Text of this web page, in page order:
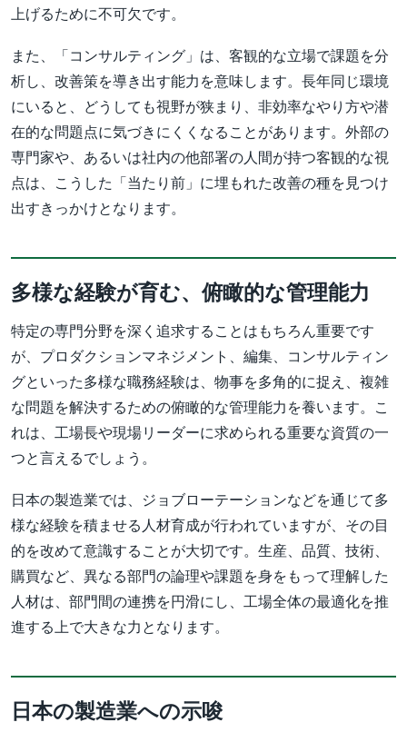
上げるために不可欠です。
また、「コンサルティング」は、客観的な立場で課題を分
析し、改善策を導き出す能力を意味します。長年同じ環境
にいると、どうしても視野が狭まり、非効率なやり方や潜
在的な問題点に気づきにくくなることがあります。外部の
専門家や、あるいは社内の他部署の人間が持つ客観的な視
点は、こうした「当たり前」に埋もれた改善の種を見つけ
出すきっかけとなります。
多様な経験が育む、俯瞰的な管理能力
特定の専門分野を深く追求することはもちろん重要です
が、プロダクションマネジメント、編集、コンサルティン
グといった多様な職務経験は、物事を多角的に捉え、複雑
な問題を解決するための俯瞰的な管理能力を養います。こ
れは、工場長や現場リーダーに求められる重要な資質の一
つと言えるでしょう。
日本の製造業では、ジョブローテーションなどを通じて多
様な経験を積ませる人材育成が行われていますが、その目
的を改めて意識することが大切です。生産、品質、技術、
購買など、異なる部門の論理や課題を身をもって理解した
人材は、部門間の連携を円滑にし、工場全体の最適化を推
進する上で大きな力となります。
日本の製造業への示唆